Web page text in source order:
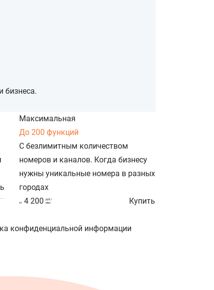
бизнеса.
Максимальная
До 200 функций
С безлимитным количеством
номеров и каналов. Когда бизнесу
нужны уникальные номера в разных
городах
от4 200
руб./
мес.
Купить
конфиденциальной информации